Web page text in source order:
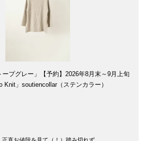
ープグレー」【予約】2026年8月末～9月上旬
Knit」soutiencollar（ステンカラー）